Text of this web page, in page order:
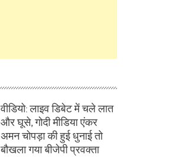
वीडियो: लाइव डिबेट में चले लात
और घूसे, गोदी मीडिया एंकर
अमन चोपड़ा की हुई धुनाई तो
बौखला गया बीजेपी प्रवक्ता